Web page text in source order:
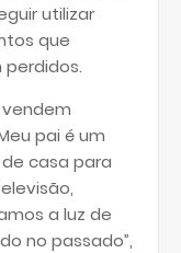
utilizar
que
vendem
pai é um
casa para
a luz de
no passado”,